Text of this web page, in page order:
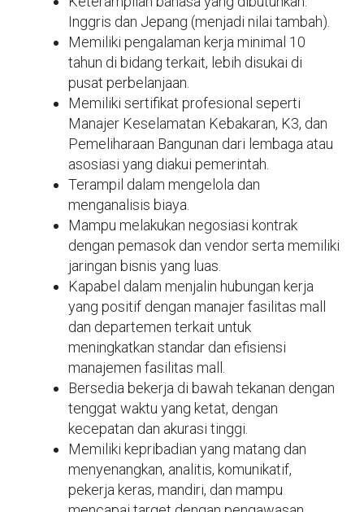
Inggris dan Jepang (menjadi nilai tambah).
Memiliki pengalaman kerja minimal 10
tahun di bidang terkait, lebih disukai di
pusat perbelanjaan.
Memiliki sertifikat profesional seperti
Manajer Keselamatan Kebakaran, K3, dan
Pemeliharaan Bangunan dari lembaga atau
asosiasi yang diakui pemerintah.
Terampil dalam mengelola dan
menganalisis biaya.
Mampu melakukan negosiasi kontrak
dengan pemasok dan vendor serta memiliki
jaringan bisnis yang luas.
Kapabel dalam menjalin hubungan kerja
yang positif dengan manajer fasilitas mall
dan departemen terkait untuk
meningkatkan standar dan efisiensi
manajemen fasilitas mall.
Bersedia bekerja di bawah tekanan dengan
tenggat waktu yang ketat, dengan
kecepatan dan akurasi tinggi.
Memiliki kepribadian yang matang dan
menyenangkan, analitis, komunikatif,
pekerja keras, mandiri, dan mampu